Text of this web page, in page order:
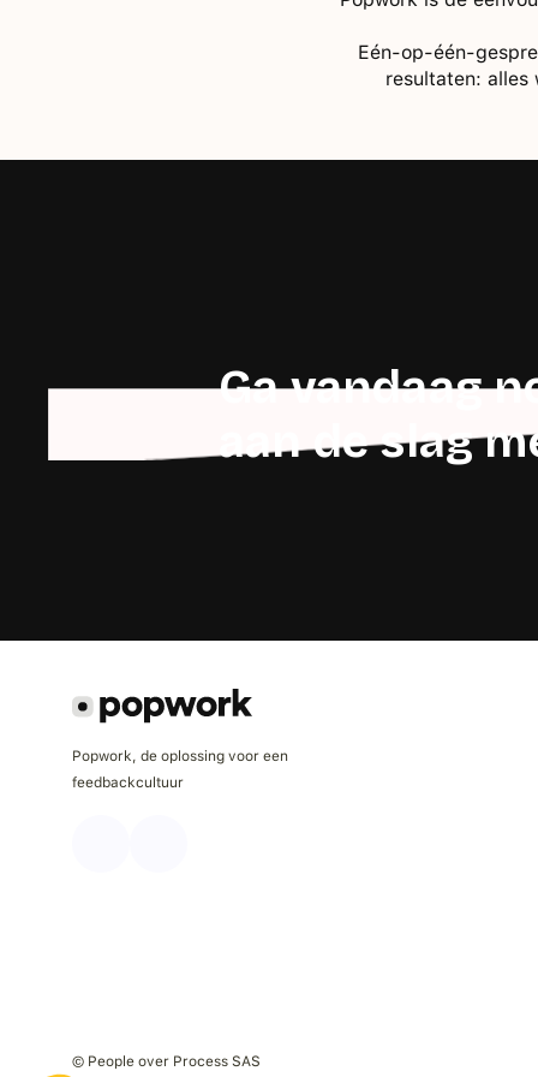
Eén-op-één-
resultaten: alles
Ga vandaag
aan de slag
Popwork, de oplossing voor een
feedbackcultuur
© People over Process SAS
Axeptio consent
Plateforme de Gestion du Consentement : Personnalisez